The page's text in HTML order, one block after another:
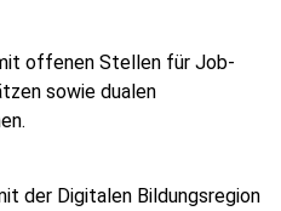
offenen Stellen für Job-
sowie dualen
der Digitalen Bildungsregion